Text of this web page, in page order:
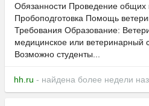
Обязанности Проведение общих
Пробоподготовка Помощь
Требования Образование:
медицинское или ветеринарный
Возможно студенты...
hh.ru - найдена более недели